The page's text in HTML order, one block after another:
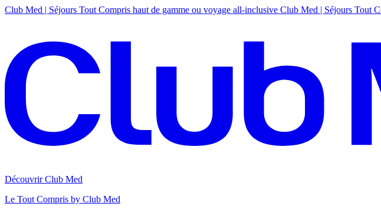
Club Med | Séjours Tout Compris haut de gamme ou voyage all-inclusive Club Med | Séjours Tout
Découvrir Club Med
Le Tout Compris by Club Med